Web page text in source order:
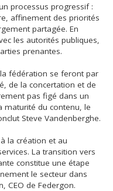
processus progressif :
affinement des priorités
partagée. En
les autorités publiques,
prenantes.
fédération se feront par
de la concertation et de
pas figé dans un
maturité du contenu, le
Steve Vandenberghe.
la création et au
La transition vers
constitue une étape
le secteur dans
CEO de Federgon.